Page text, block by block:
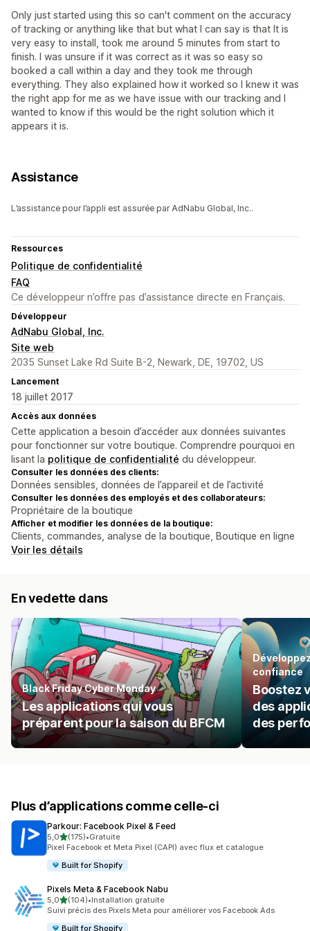
Only just started using this so can't comment on the accuracy
of tracking or anything like that but what I can say is that It is
very easy to install, took me around 5 minutes from start to
finish. I was unsure if it was correct as it was so easy so
booked a call within a day and they took me through
everything. They also explained how it worked so I knew it was
the right app for me as we have issue with our tracking and I
wanted to know if this would be the right solution which it
appears it is.
Assistance
L’assistance pour l’appli est assurée par AdNabu Global, Inc..
Ressources
Politique de confidentialité
FAQ
Ce développeur n’offre pas d’assistance directe en Français.
Développeur
AdNabu Global, Inc.
Site web
2035 Sunset Lake Rd Suite B-2, Newark, DE, 19702, US
Lancement
18 juillet 2017
Accès aux données
Cette application a besoin d’accéder aux données suivantes
pour fonctionner sur votre boutique. Comprendre pourquoi en
lisant la politique de confidentialité du développeur.
Consulter les données des clients:
Données sensibles, données de l’appareil et de l’activité
Consulter les données des employés et des collaborateurs:
Propriétaire de la boutique
Afficher et modifier les données de la boutique:
Clients, commandes, analyse de la boutique, Boutique en ligne
Voir les détails
En vedette dans
Black Friday Cyber Monday
Les applications qui vous
préparent pour la saison du BFCM
confiance
Boostez
des
des
Plus d’applications comme celle-ci
Parkour: Facebook Pixel & Feed
5,0étoile(s) sur 5
(175)
175 avis au total
•Gratuite
Pixel Facebook et Meta Pixel (CAPI) avec flux et catalogue
Built for Shopify
Pixels Meta & Facebook Nabu
5,0étoile(s) sur 5
(104)
104 avis au total
•Installation gratuite
Suivi précis des Pixels Meta pour améliorer vos Facebook Ads
Built for Shopify